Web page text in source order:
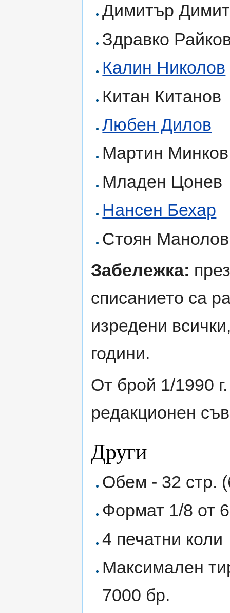
Димитър
Здравко
Калин Николов
Китан Китанов
Любен Дилов
Мартин Минков
Младен Цонев
Нансен Бехар
Стоян Манолов
Забележка:
списанието са
изредени
години.
От брой 1/1990
редакционен
Други
Обем - 32 стр.
Формат 1/8 от
4 печатни коли
Максимален
7000 бр.